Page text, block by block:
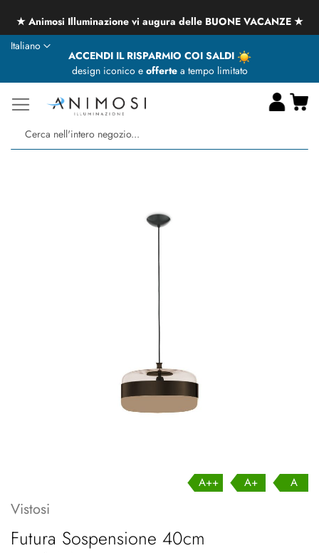
★ Animosi Illuminazione vi augura delle BUONE VACANZE ★
ACCENDI IL RISPARMIO COI SALDI
design iconico e offertea tempo limitato
Lingua
Italiano
A++ A+ A
Vistosi
Futura Sospensione 40cm